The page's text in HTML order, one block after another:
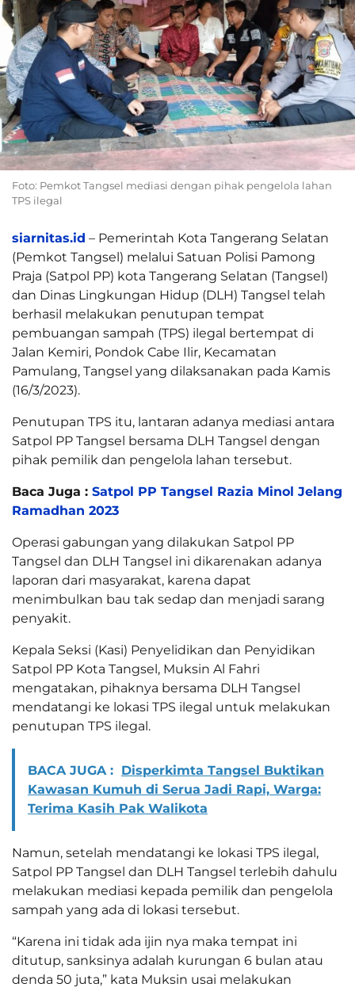
Foto: Pemkot Tangsel mediasi dengan pihak pengelola lahan
TPS ilegal
siarnitas.id – Pemerintah Kota Tangerang Selatan
(Pemkot Tangsel) melalui Satuan Polisi Pamong
Praja (Satpol PP) kota Tangerang Selatan (Tangsel)
dan Dinas Lingkungan Hidup (DLH) Tangsel telah
berhasil melakukan penutupan tempat
pembuangan sampah (TPS) ilegal bertempat di
Jalan Kemiri, Pondok Cabe Ilir, Kecamatan
Pamulang, Tangsel yang dilaksanakan pada Kamis
(16/3/2023).
Penutupan TPS itu, lantaran adanya mediasi antara
Satpol PP Tangsel bersama DLH Tangsel dengan
pihak pemilik dan pengelola lahan tersebut.
Baca Juga : Satpol PP Tangsel Razia Minol Jelang
Ramadhan 2023
Operasi gabungan yang dilakukan Satpol PP
Tangsel dan DLH Tangsel ini dikarenakan adanya
laporan dari masyarakat, karena dapat
menimbulkan bau tak sedap dan menjadi sarang
penyakit.
Kepala Seksi (Kasi) Penyelidikan dan Penyidikan
Satpol PP Kota Tangsel, Muksin Al Fahri
mengatakan, pihaknya bersama DLH Tangsel
mendatangi ke lokasi TPS ilegal untuk melakukan
penutupan TPS ilegal.
BACA JUGA : Disperkimta Tangsel Buktikan
Kawasan Kumuh di Serua Jadi Rapi, Warga:
Terima Kasih Pak Walikota
Namun, setelah mendatangi ke lokasi TPS ilegal,
Satpol PP Tangsel dan DLH Tangsel terlebih dahulu
melakukan mediasi kepada pemilik dan pengelola
sampah yang ada di lokasi tersebut.
“Karena ini tidak ada ijin nya maka tempat ini
ditutup, sanksinya adalah kurungan 6 bulan atau
denda 50 juta,” kata Muksin usai melakukan